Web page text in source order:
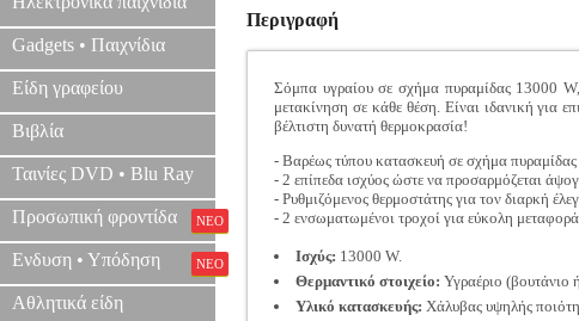
Gadgets • Παιχνίδια
Είδη γραφείου
Βιβλία
Ταινίες DVD • Blu Ray
Προσωπική φροντίδα ΝΕΟ
Ενδυση • Υπόδηση ΝΕΟ
Αθλητικά είδη
Περιγραφή
Σόμπα υγραίου σε σχήμα πυραμίδας 13000
μετακίνηση σε κάθε θέση. Είναι ιδανική για
βέλτιστη δυνατή θερμοκρασία!
- Βαρέως τύπου κατασκευή σε σχήμα πυραμίδας
- 2 επίπεδα ισχύος ώστε να προσαρμόζεται
- Ρυθμιζόμενος θερμοστάτης για τον διαρκή
- 2 ενσωματωμένοι τροχοί για εύκολη
Ισχύς: 13000 W.
Θερμαντικό στοιχείο: Υγραέριο (βουτάνιο
Υλικό κατασκευής: Χάλυβας υψηλής